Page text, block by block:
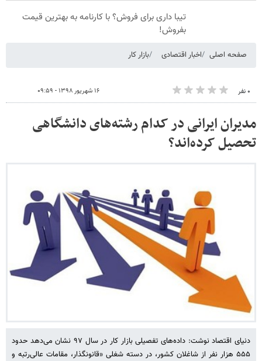
تیبا داری برای فروش؟ با کارنامه به بهترین قیمت
بفروش!
صفحه اصلی اخبار اقتصادی بازار کار
۰ نفر ۱۶ شهریور ۱۳۹۸ - ۰۹:۵۹
مدیران ایرانی در کدام رشته‌های دانشگاهی
تحصیل کرده‌اند؟
دنیای اقتصاد نوشت: داده‌های تفصیلی بازار کار در سال ۹۷ نشان می‌دهد حدود
۵۵۵ هزار نفر از شاغلان کشور، در دسته شغلی «قانونگذار، مقامات عالی‌رتبه و